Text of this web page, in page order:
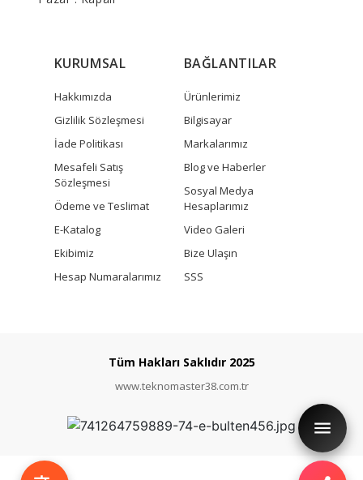
KURUMSAL
Hakkımızda
Gizlilik Sözleşmesi
İade Politikası
Mesafeli Satış
Sözleşmesi
Ödeme ve Teslimat
E-Katalog
Ekibimiz
Hesap Numaralarımız
BAĞLANTILAR
Ürünlerimiz
Bilgisayar
Markalarımız
Blog ve Haberler
Sosyal Medya
Hesaplarımız
Video Galeri
Bize Ulaşın
SSS
Tüm Hakları Saklıdır 2025
www.teknomaster38.com.tr